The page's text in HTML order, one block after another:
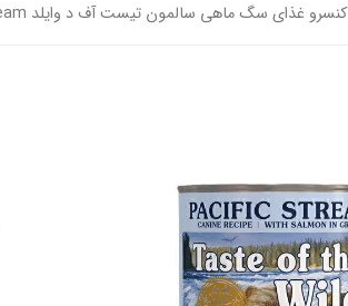
کنسرو غذای سگ ماهی سالمون تیست آف د وایلد Taste Of The Wild Pacific Stream